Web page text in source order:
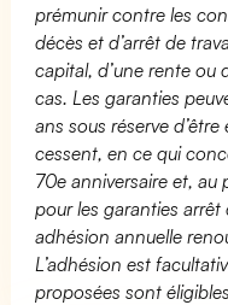
prémunir contre les
décès et d’arrêt de
capital, d’une rente ou
cas. Les garanties
ans sous réserve
cessent, en ce qui
70e anniversaire et, au
pour les garanties arrêt
adhésion annuelle
L’adhésion est
proposées sont